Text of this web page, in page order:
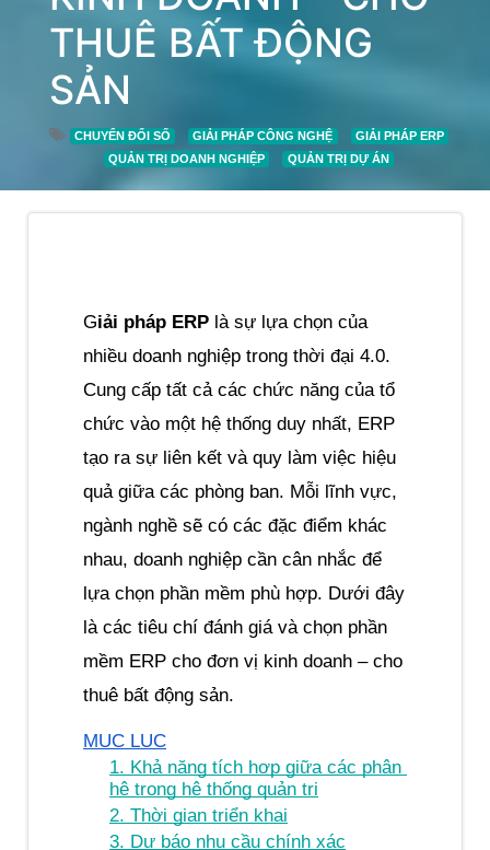
THUÊ BẤT ĐỘNG
SẢN
CHUYỂN ĐỔI SỐ GIẢI PHÁP CÔNG NGHỆ
GIẢI PHÁP ERP
QUẢN TRỊ DOANH NGHIỆP
QUẢN TRỊ DỰ ÁN
Giải pháp ERP là sự lựa chọn của
nhiều doanh nghiệp trong thời đại 4.0.
Cung cấp tất cả các chức năng của tổ
chức vào một hệ thống duy nhất, ERP
tạo ra sự liên kết và quy làm việc hiệu
quả giữa các phòng ban. Mỗi lĩnh vực,
ngành nghề sẽ có các đặc điểm khác
nhau, doanh nghiệp cần cân nhắc để
lựa chọn phần mềm phù hợp. Dưới đây
là các tiêu chí đánh giá và chọn phần
mềm ERP cho đơn vị kinh doanh – cho
thuê bất động sản.
MỤC LỤC
1. Khả năng tích hợp giữa các phân
hệ trong hệ thống quản trị
2. Thời gian triển khai
3. Dự báo nhu cầu chính xác